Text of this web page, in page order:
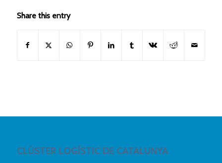
Share this entry
CLÚSTER LOGÍSTIC DE CATALUNYA